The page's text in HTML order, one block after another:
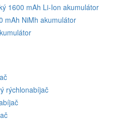
1600 mAh Li-Ion akumulátor
mAh NiMh akumulátor
rýchlonabíjač